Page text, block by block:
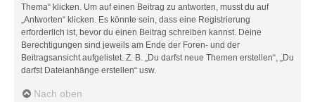
Thema“ klicken. Um auf einen Beitrag zu antworten, musst du auf
„Antworten“ klicken. Es könnte sein, dass eine Registrierung
erforderlich ist, bevor du einen Beitrag schreiben kannst. Deine
Berechtigungen sind jeweils am Ende der Foren- und der
Beitragsansicht aufgelistet. Z. B. „Du darfst neue Themen erstellen“, „Du
darfst Dateianhänge erstellen“ usw.
Nach oben